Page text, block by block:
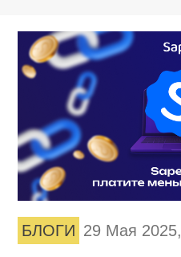
БЛОГИ 29 Мая 2025,